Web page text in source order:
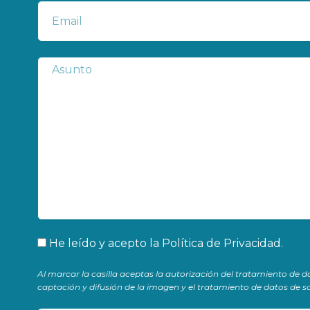
Correo
electrónico
Subject
Aceptación
He leído y acepto la Política de Privacidad .
Al marcar la casilla aceptas la autorización del tratamiento de
captación y difusión de la imagen y el tratamiento de datos de